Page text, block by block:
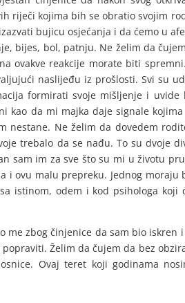
riječi kojima bih se obratio svojim
bujicu osjećanja i da ćemo u
bijes, bol, patnju. Ne želim da
ovakve reakcije morate biti
naslijeđu iz prošlosti. Svi su
formirati svoje mišljenje i
kao da mi majka daje signale
nestane. Ne želim da dovedem
trebalo da se nađu. To su dvoje
sam im za sve što su mi u životu
i ovu malu prepreku. Jednog
istinom, odem i kod psihologa
zbog činjenice da sam bio
Želim da čujem da bez
Ovaj teret koji godinama